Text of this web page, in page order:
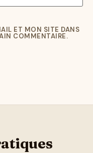
ET MON SITE DANS
COMMENTAIRE.